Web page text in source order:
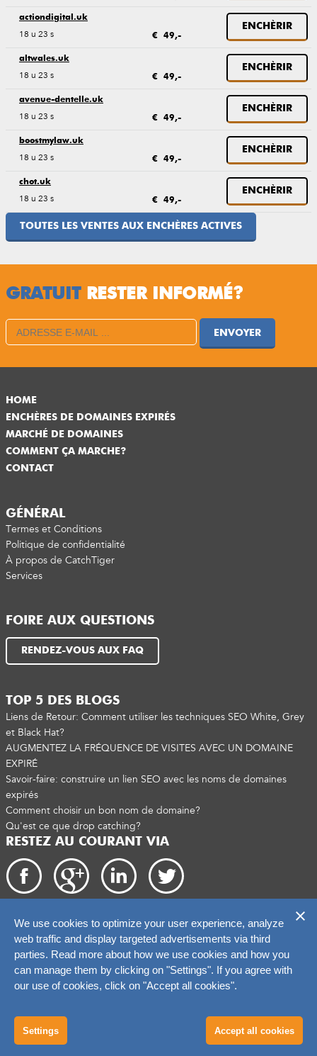
actiondigital.uk
18 u 23 s € 49,-
ENCHÈRIR
altwales.uk
18 u 23 s € 49,-
ENCHÈRIR
avenue-dentelle.uk
18 u 23 s € 49,-
ENCHÈRIR
boostmylaw.uk
18 u 23 s € 49,-
ENCHÈRIR
chot.uk
18 u 23 s € 49,-
ENCHÈRIR
TOUTES LES VENTES AUX ENCHÈRES ACTIVES
GRATUITRESTER INFORMÉ?
ENVOYER
HOME
ENCHÈRES DE DOMAINES EXPIRÉS
MARCHÉ DE DOMAINES
COMMENT ÇA MARCHE?
CONTACT
GÉNÉRAL
Termes et Conditions
Politique de confidentialité
À propos de CatchTiger
Services
FOIRE AUX QUESTIONS
RENDEZ-VOUS AUX FAQ
TOP 5 DES BLOGS
Liens de Retour: Comment utiliser les techniques SEO White, Grey
et Black Hat?
AUGMENTEZ LA FRÉQUENCE DE VISITES AVEC UN DOMAINE
EXPIRÉ
Savoir-faire: construire un lien SEO avec les noms de domaines
expirés
Comment choisir un bon nom de domaine?
Qu'est ce que drop catching?
RESTEZ AU COURANT VIA
Droits d'auteur 2026. catchtiger.com
We use cookies to optimize your user experience, analyze
web traffic and display targeted advertisements via third
parties. Read more about how we use cookies and how you
can manage them by clicking on "Settings". If you agree with
our use of cookies, click on "Accept all cookies".
Settings Accept all cookies